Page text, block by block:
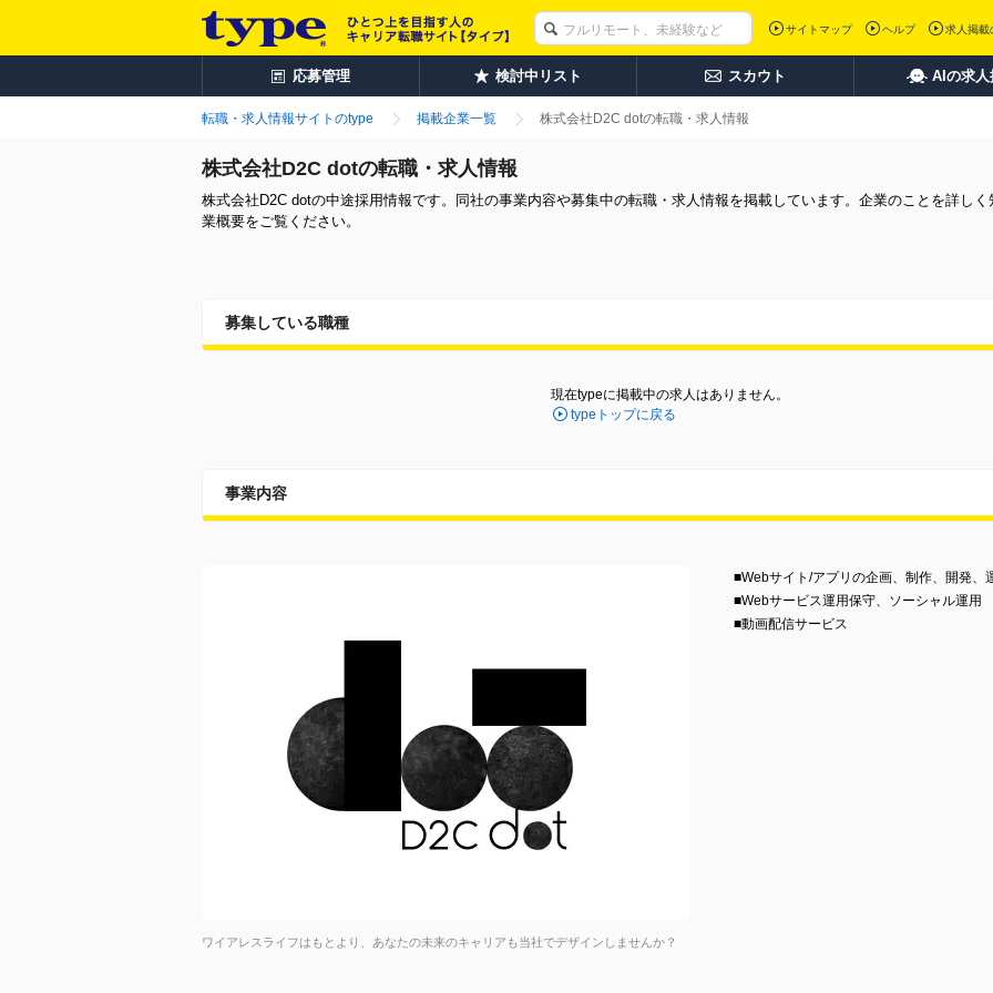
サイトマップ ヘルプ 求人掲載
応募管理 検討中リスト スカウト AIの求人
転職・求人情報サイトのtype 掲載企業一覧 株式会社D2C dotの転職・求人情報
株式会社D2C dotの転職・求人情報
株式会社D2C dotの中途採用情報です。同社の事業内容や募集中の転職・求人情報を掲載しています。企業のことを詳し
業概要をご覧ください。
募集している職種
現在typeに掲載中の求人はありません。
typeトップに戻る
事業内容
ワイアレスライフはもとより、あなたの未来のキャリアも当社でデザインしませんか？
■Webサイト/アプリの企画、制作、開発、
■Webサービス運用保守、ソーシャル運用
■動画配信サービス